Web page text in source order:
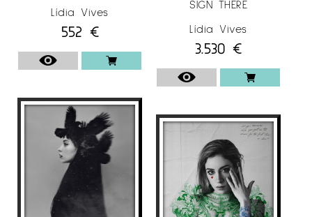
contemporanis, el treball de Lídia es
caracteritza per l’ambient pictòric que utilitza
a l’hora de tractar temes actuals fent-se
servir, en moltes ocasions, de l’autoretrat.
pasqua en les seves fotografies, incitant a
l’espectador a veure més enllà dins la seva
Un aspecte també a destacar en la seva
obra és el moment en què crea una imatge,
ja en l’efecte tècnic i en l’anecdòtic. Li
Lídia Vives
552 €
SIGN THERE
Lídia Vives
3.530 €